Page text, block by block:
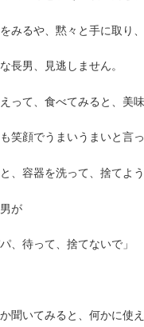
みるや、黙々と手に取り
長男、見逃しません。
って、食べてみると、美味
笑顔でうまいうまいと言っ
、容器を洗って、捨てよう
が
、待って、捨てないで」
聞いてみると、何かに使え